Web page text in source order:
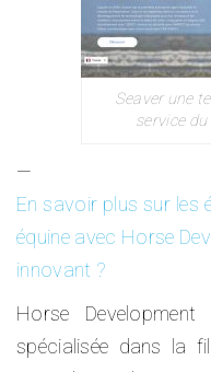
Seaver une
service
—
En savoir plus sur les
équine avec Horse
innovant ?
Horse
spécialisée dans la